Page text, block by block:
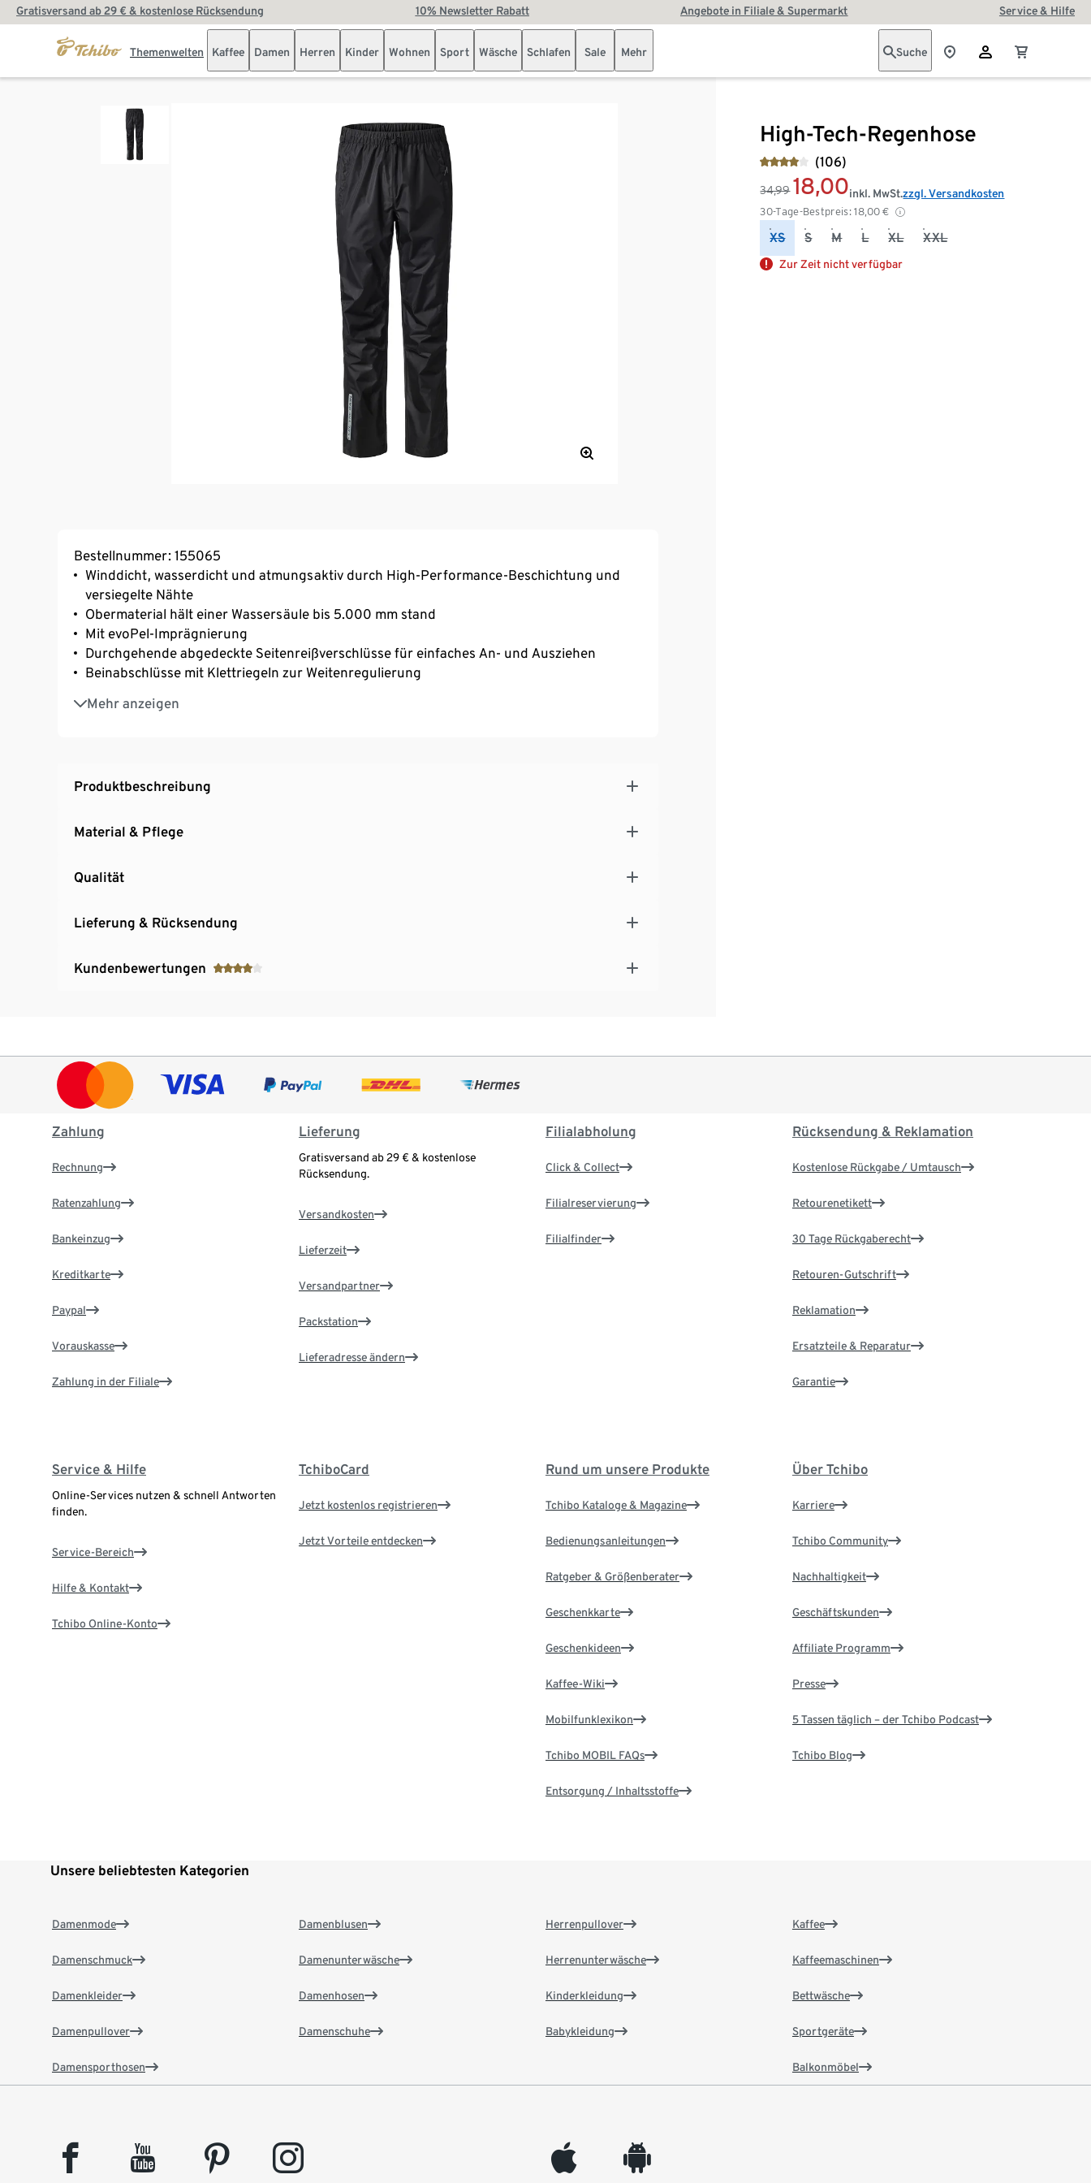
Gratisversand ab 29 € & kostenlose Rücksendung 10% Newsletter Rabatt Angebote in Filiale & Supermarkt Service & Hilfe
Themenwelten Kaffee Damen Herren Kinder Wohnen Sport Wäsche Schlafen Sale Mehr Suche
High-Tech-Regenhose
(106)
34,99 18,00
30-Tage-Bestpreis: 18,00 €
inkl. MwSt.zzgl. Versandkosten
XS S M L XL XXL
Zur Zeit nicht verfügbar
Bestellnummer: 155065
Winddicht, wasserdicht und atmungsaktiv durch High-Performance-Beschichtung und
versiegelte Nähte
Obermaterial hält einer Wassersäule bis 5.000 mm stand
Mit evoPel-Imprägnierung
Durchgehende abgedeckte Seitenreißverschlüsse für einfaches An- und Ausziehen
Beinabschlüsse mit Klettriegeln zur Weitenregulierung
Mehr anzeigen
2 seitliche Reißverschlusstaschen
Verstärkung im Gesäßbereich aus robustem Material
Unisex
Produktbeschreibung
Material & Pflege
Qualität
Lieferung & Rücksendung
Kundenbewertungen
Zahlung
Rechnung
Ratenzahlung
Bankeinzug
Kreditkarte
Paypal
Vorauskasse
Zahlung in der Filiale
Lieferung
Gratisversand ab 29 € & kostenlose
Rücksendung.
Versandkosten
Lieferzeit
Versandpartner
Packstation
Lieferadresse ändern
Filialabholung
Click & Collect
Filialreservierung
Filialfinder
Rücksendung & Reklamation
Kostenlose Rückgabe / Umtausch
Retourenetikett
30 Tage Rückgaberecht
Retouren-Gutschrift
Reklamation
Ersatzteile & Reparatur
Garantie
Service & Hilfe
Online-Services nutzen & schnell Antworten
finden.
Service-Bereich
Hilfe & Kontakt
Tchibo Online-Konto
TchiboCard
Jetzt kostenlos registrieren
Jetzt Vorteile entdecken
Rund um unsere Produkte
Tchibo Kataloge & Magazine
Bedienungsanleitungen
Ratgeber & Größenberater
Geschenkkarte
Geschenkideen
Kaffee-Wiki
Mobilfunklexikon
Tchibo MOBIL FAQs
Entsorgung / Inhaltsstoffe
Über Tchibo
Karriere
Tchibo Community
Nachhaltigkeit
Geschäftskunden
Affiliate Programm
Presse
5 Tassen täglich – der Tchibo Podcast
Tchibo Blog
Unsere beliebtesten Kategorien
Damenmode
Damenschmuck
Damenkleider
Damenpullover
Damensporthosen
Damenblusen
Damenunterwäsche
Damenhosen
Damenschuhe
Herrenpullover
Herrenunterwäsche
Kinderkleidung
Babykleidung
Kaffee
Kaffeemaschinen
Bettwäsche
Sportgeräte
Balkonmöbel
facebook youtube pinterest instagram appleinc android